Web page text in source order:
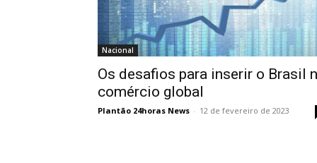
Nacional
Os desafios para inserir o Brasil
comércio global
Plantão 24horas News - 12 de fevereiro de 2023